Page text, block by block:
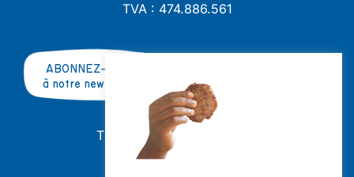
TVA : 474.886.561
ABONNEZ-VOUS
à notre newsletter
TRAVAILLER AVEC NOUS ?